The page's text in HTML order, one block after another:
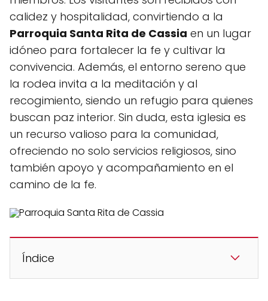
calidez y hospitalidad, convirtiendo a la
Parroquia Santa Rita de Cassia en un lugar
idóneo para fortalecer la fe y cultivar la
convivencia. Además, el entorno sereno que
la rodea invita a la meditación y al
recogimiento, siendo un refugio para quienes
buscan paz interior. Sin duda, esta iglesia es
un recurso valioso para la comunidad,
ofreciendo no solo servicios religiosos, sino
también apoyo y acompañamiento en el
camino de la fe.
Índice